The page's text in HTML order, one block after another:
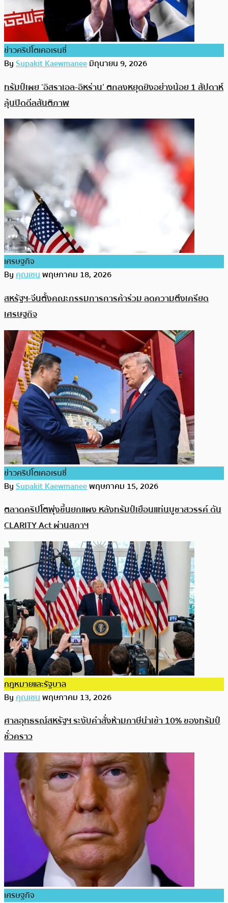
ข่าวคริปโตเคอเรนซี่
BySupakit Kaewmaneeมิถุนายน 9, 2026
ทรัมป์เผย ‘อิสราเอล-อิหร่าน’ ตกลงหยุดยิงอย่างน้อย 1 สัปดาห์
ลุ้นปิดดีลสันติภาพ
เศรษฐกิจ
Byคุณเชนพฤษภาคม 18, 2026
สหรัฐฯ-จีนตั้งคณะกรรมการการค้าร่วม ลดความตึงเครียด
เศรษฐกิจ
ข่าวคริปโตเคอเรนซี่
BySupakit Kaewmaneeพฤษภาคม 15, 2026
ตลาดคริปโตพุ่งขึ้นยกแผง หลังทรัมป์เยือนแท่นบูชาสวรรค์ ดัน
CLARITY Act ผ่านสภาฯ
กฎหมายและรัฐบาล
Byคุณเชนพฤษภาคม 13, 2026
ศาลอุทธรณ์สหรัฐฯ ระงับคำสั่งห้ามภาษีนำเข้า 10% ของทรัมป์
ชั่วคราว
เศรษฐกิจ